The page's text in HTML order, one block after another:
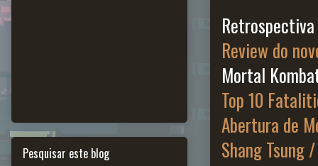
Review do
Mortal
Top 10
Abertura de
Shang
Pesquisar este blog